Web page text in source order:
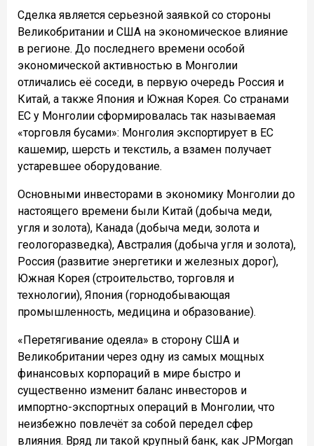
Сделка является серьезной заявкой со стороны
Великобритании и США на экономическое влияние
в регионе. До последнего времени особой
экономической активностью в Монголии
отличались её соседи, в первую очередь Россия и
Китай, а также Япония и Южная Корея. Со странами
ЕС у Монголии сформировалась так называемая
«торговля бусами»: Монголия экспортирует в ЕС
кашемир, шерсть и текстиль, а взамен получает
устаревшее оборудование.
Основными инвесторами в экономику Монголии до
настоящего времени были Китай (добыча меди,
угля и золота), Канада (добыча меди, золота и
геологоразведка), Австралия (добыча угля и золота),
Россия (развитие энергетики и железных дорог),
Южная Корея (строительство, торговля и
технологии), Япония (горнодобывающая
промышленность, медицина и образование).
«Перетягивание одеяла» в сторону США и
Великобритании через одну из самых мощных
финансовых корпораций в мире быстро и
существенно изменит баланс инвесторов и
импортно-экспортных операций в Монголии, что
неизбежно повлечёт за собой передел сфер
влияния. Вряд ли такой крупный банк, как JPMorgan